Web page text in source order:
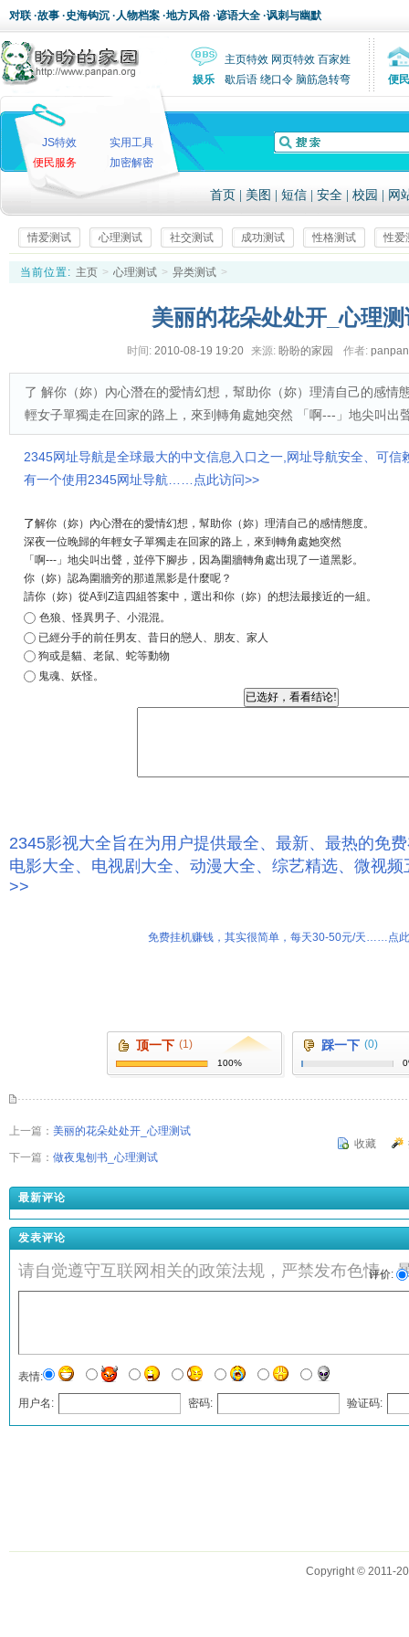
对联 ·故事 ·史海钩沉 ·人物档案 ·地方风俗 ·谚语大全 ·讽刺与幽默
主页特效 网页特效 百家姓
娱乐
歇后语 绕口令 脑筋急转弯 便民
JS特效
实用工具
便民服务
加密解密
首页 美图 短信 安全 校园 网
情爱测试 心理测试 社交测试 成功测试 性格测试 性爱
当前位置: 主页 > 心理测试 > 异类测试 >
美丽的花朵处处开_心理测
时间: 2010-08-19 19:20 来源: 盼盼的家园 作者:
了 解你（妳）內心潛在的愛情幻想，幫助你（妳）理清自己的感情
輕女子單獨走在回家的路上，來到轉角處她突然 「啊---」地尖叫出
2345网址导航是全球最大的中文信息入口之一,网址导航安全、可信
有一个使用2345网址导航……点此访问>>
了解你（妳）內心潛在的愛情幻想，幫助你（妳）理清自己的感情態度。
深夜一位晚歸的年輕女子單獨走在回家的路上，來到轉角處她突然
「啊---」地尖叫出聲，並停下腳步，因為圍牆轉角處出現了一道黑影。
你（妳）認為圍牆旁的那道黑影是什麼呢？
請你（妳）從A到Z這四組答案中，選出和你（妳）的想法最接近的一組。
色狼、怪異男子、小混混。
已經分手的前任男友、昔日的戀人、朋友、家人
狗或是貓、老鼠、蛇等動物
鬼魂、妖怪。
2345影视大全旨在为用户提供最全、最新、最热的免
电影大全、电视剧大全、动漫大全、综艺精选、微视
>>
免费挂机赚钱，其实很简单，每天30-50元/天……点
顶一下 (1)
100%
踩一下 (0)
上一篇： 美丽的花朵处处开_心理测试
下一篇： 做夜鬼刨书_心理测试
收藏
最新评论
发表评论
请自觉遵守互联网相关的政策法规，严禁发布色情、
评价:
表情:
用户名: 密码: 验证码:
Copyright © 2011-